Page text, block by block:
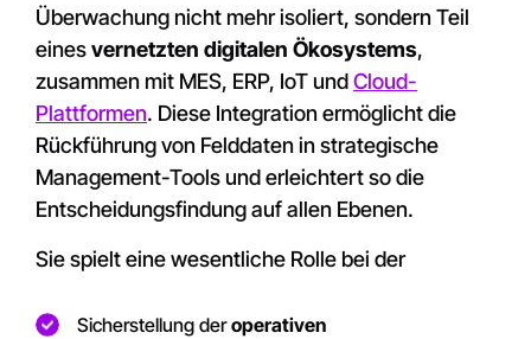
Überwachung nicht mehr isoliert, sondern Teil
einesvernetzten digitalen Ökosystems,
zusammen mit MES, ERP, IoT undCloud-
Plattformen. Diese Integration ermöglicht die
Rückführung von Felddaten in strategische
Management-Tools und erleichtert so die
Entscheidungsfindung auf allen Ebenen.
Sie spielt eine wesentliche Rolle bei der
Sicherstellung deroperativen